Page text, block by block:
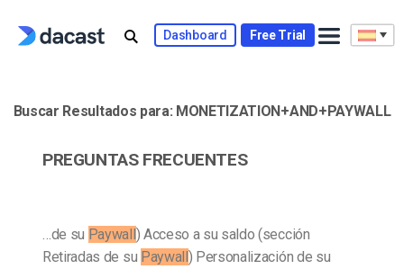
Dashboard Free Trial
Buscar Resultados para: MONETIZATION+AND+PAYWALL
PREGUNTAS FRECUENTES
…de su Paywall) Acceso a su saldo (sección
Retiradas de su Paywall) Personalización de su